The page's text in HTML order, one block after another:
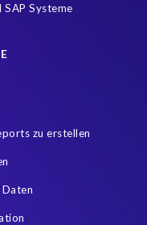
Systeme
zu erstellen